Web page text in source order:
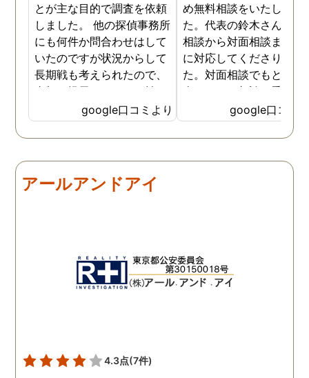
とが主な目的で調査を依頼
しました。 他の探偵事務所
にも何件か問合わせはして
いたのですが状況からして
長期戦も考えられたので、
金額を提示されそれが払え
ないとそもそも相談もでき
ない状態でした。 そんな中
ダメ元で同じ相談をした
してくださり、そして私が
持ってる情報から的確にア
を予想しながら調査してく
れて、実際に不貞の現場も
数回おさえることができと
らしいです。 また、さまざ
google口コミより
め無料相談をいたしまし
た。代表の鈴木さんが電
相談から対面相談まです
に対応してくださりまし
た。対面相談でもとても
身になって相談に乗って
ださりすぐに契約といっ
こともなく金銭的な問題
ありましたので相談して
さりました。結果として
後どうですか？と連絡ま
して下さり応援してるか
ねと温かい言葉までかけ
google口コミ
アールアンドアイ
4.3点(7件)